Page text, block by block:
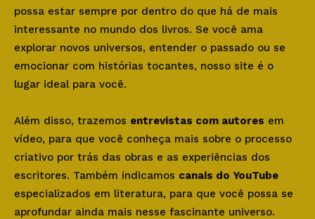
possa estar sempre por dentro do que há de mais
interessante no mundo dos livros. Se você ama
explorar novos universos, entender o passado ou se
emocionar com histórias tocantes, nosso site é o
lugar ideal para você.
Além disso, trazemos entrevistas com autores em
vídeo, para que você conheça mais sobre o processo
criativo por trás das obras e as experiências dos
escritores. Também indicamos canais do YouTube
especializados em literatura, para que você possa se
aprofundar ainda mais nesse fascinante universo.